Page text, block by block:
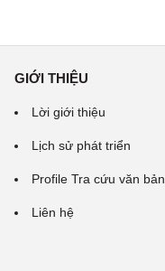
GIỚI THIỆU
Lời giới thiệu
Lịch sử phát triển
Profile Tra cứu văn bản
Liên hệ